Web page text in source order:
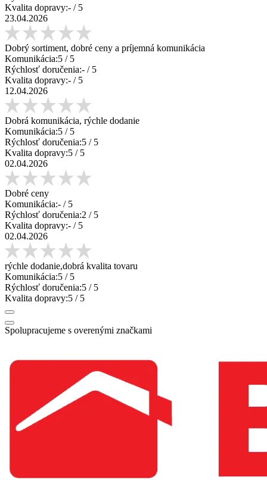
Kvalita dopravy:- / 5
23.04.2026
Dobrý sortiment, dobré ceny a príjemná komunikácia
Komunikácia:5 / 5
Rýchlosť doručenia:- / 5
Kvalita dopravy:- / 5
12.04.2026
Dobrá komunikácia, rýchle dodanie
Komunikácia:5 / 5
Rýchlosť doručenia:5 / 5
Kvalita dopravy:5 / 5
02.04.2026
Dobré ceny
Komunikácia:- / 5
Rýchlosť doručenia:2 / 5
Kvalita dopravy:- / 5
02.04.2026
rýchle dodanie,dobrá kvalita tovaru
Komunikácia:5 / 5
Rýchlosť doručenia:5 / 5
Kvalita dopravy:5 / 5
Spolupracujeme s overenými značkami